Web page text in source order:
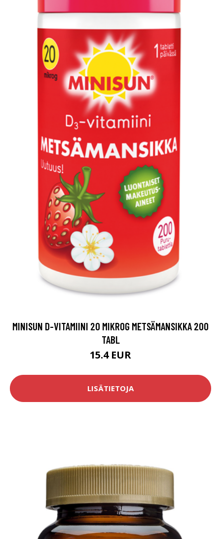
MINISUN D-VITAMIINI 20 MIKROG METSÄMANSIKKA 200
TABL
15.4 EUR
LISÄTIETOJA